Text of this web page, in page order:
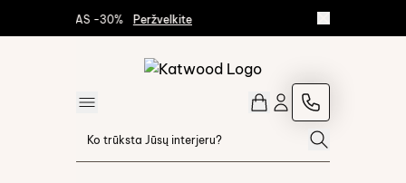
-30% Peržvelkite